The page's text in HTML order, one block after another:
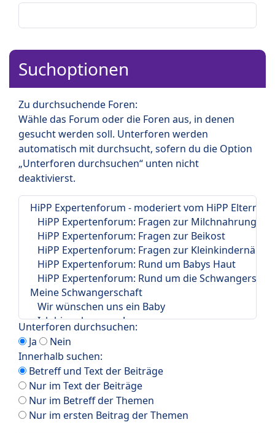
Suchoptionen
Zu durchsuchende Foren:
Wähle das Forum oder die Foren aus, in denen
gesucht werden soll. Unterforen werden
automatisch mit durchsucht, sofern du die Option
„Unterforen durchsuchen“ unten nicht
deaktivierst.
Unterforen durchsuchen:
Ja
Nein
Innerhalb suchen:
Betreff und Text der Beiträge
Nur im Text der Beiträge
Nur im Betreff der Themen
Nur im ersten Beitrag der Themen